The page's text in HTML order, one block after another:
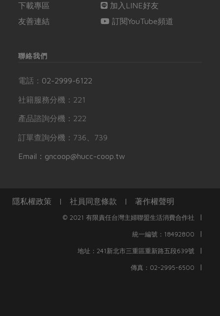
下載專區
友善連結
加入LINE好友
訂閱YouTube頻道
聯絡我們
電話： 02-2999-6122
社籍服務分機：221
產品諮詢分機：222
訂單查詢分機：736、739
Email：gncoop@hucc-coop.tw
隱私權政策 | 社員同意條款 | 著作權聲明
© 2021 有限責任台灣主婦聯盟生活消費合作社 |
統一編號：18492800 |
地址：241新北市三重區重新路五段639號 |
傳真：02-2995-6500 |